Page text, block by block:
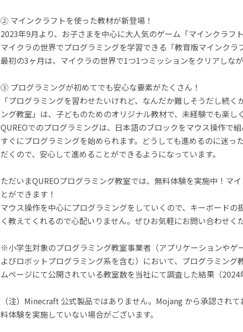
② マインクラフトを使った教材が新登場！
2023年9月より、お子さまを中心に大人気のゲーム「マインクラフ
マイクラの世界でプログラミングを学習できる「教育版マインクラ
最初の3ヶ月は、マイクラの世界で1つ1つミッションをクリアしな
③ プログラミングが初めてでも安心な要素がたくさん！
「プログラミングを習わせたいけれど、なんだか難しそうだし続
ング教室」は、子どものためのオリジナル教材で、未経験でも楽し
QUREOでのプログラミングは、日本語のブロックをマウス操作で
すぐにプログラミングを始められます。どうしても進めるのに迷
だくので、安心して進めることができるようになっています。
ただいまQUREOプログラミング教室では、無料体験を実施中！マ
とができます！
マウス操作を中心にプログラミングをしていくので、キーボード
く教えてくれるので心配いりません。ぜひお気軽にお問い合わせく
※小学生対象のプログラミング教室事業者（アプリケーションや
よびロボットプログラミング系を含む）において、プログラミン
ムページにて公開されている教室数を当社にて調査した結果（2024
（注）Minecraft 公式製品ではありません。Mojang から承認され
料体験を実施していない場合がございます。